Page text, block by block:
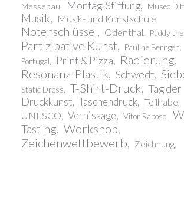
Messebau Montag-Stiftung Museo
Musik Musik- und Kunstschule
Notenschlüssel Odenthal Paddy
Partizipative Kunst Pauline Berngen
Portugal Print & Pizza
Radierung
Resonanz-Plastik Schwedt
Static Dress T-Shirt-Druck Tag der
Druckkunst Taschendruck
Teilhabe
UNESCO
Vernissage Vitor Raposo
Tasting Workshop
Zeichenwettbewerb
Zeichnung